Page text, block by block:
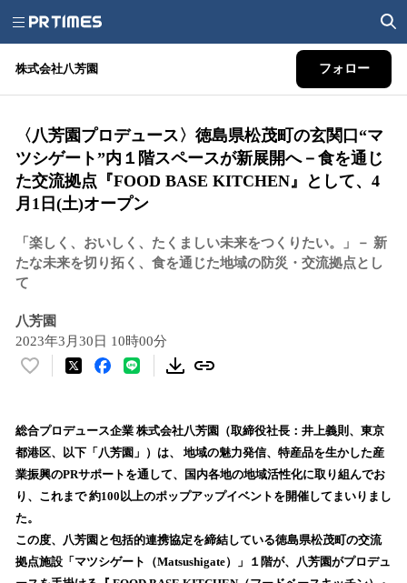
株式会社八芳園 フォロー
〈八芳園プロデュース〉徳島県松茂町の玄関口“マ
ツシゲート”内１階スペースが新展開へ－食を通じ
た交流拠点『FOOD BASE KITCHEN』として、4
月1日(土)オープン
「楽しく、おいしく、たくましい未来をつくりたい。」－ 新
たな未来を切り拓く、食を通じた地域の防災・交流拠点とし
て
八芳園
2023年3月30日 10時00分
い
！
数
を
読
込
み
中
総合プロデュース企業 株式会社八芳園（取締役社長：井上義則、東京
都港区、以下「八芳園」）は、 地域の魅力発信、特産品を生かした産
業振興のPRサポートを通して、国内各地の地域活性化に取り組んでお
り、これまで 約100以上のポップアップイベントを開催してまいりまし
た。
この度、八芳園と包括的連携協定を締結している徳島県松茂町の交流
拠点施設「マツシゲート（Matsushigate）」１階が、八芳園がプロデュ